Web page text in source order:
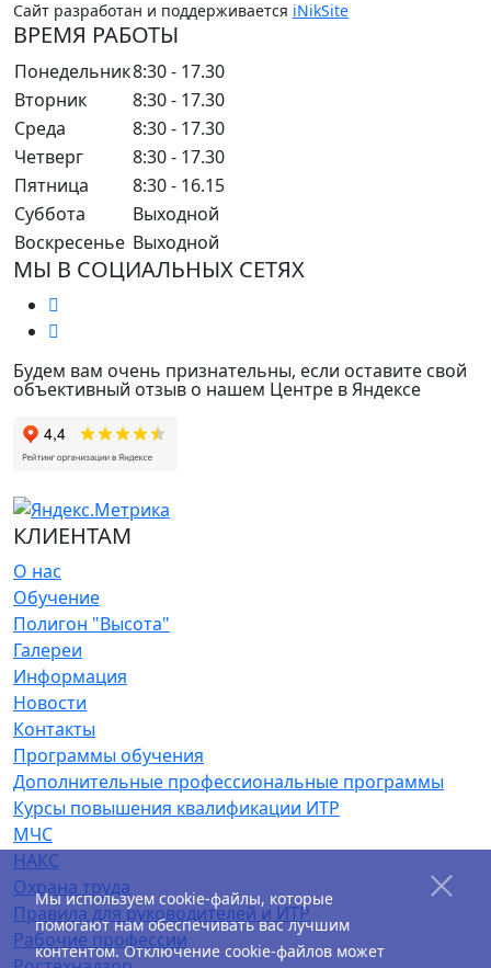
Сайт разработан и поддерживается iNikSite
ВРЕМЯ РАБОТЫ
Понедельник8:30 - 17.30
Вторник
8:30 - 17.30
Среда
8:30 - 17.30
Четверг
8:30 - 17.30
Пятница
8:30 - 16.15
Суббота
Выходной
Воскресенье Выходной
МЫ В СОЦИАЛЬНЫХ СЕТЯХ
Будем вам очень признательны, если оставите свой
объективный отзыв о нашем Центре в Яндексе
КЛИЕНТАМ
О нас
Обучение
Полигон "Высота"
Галереи
Информация
Новости
Контакты
Программы обучения
Дополнительные профессиональные программы
Курсы повышения квалификации ИТР
МЧС
НАКС
Охрана труда
Правила для руководителей и ИТР
Рабочие профессии
Мы используем cookie-файлы, которые
помогают нам обеспечивать вас лучшим
контентом. Отключение cookie-файлов может